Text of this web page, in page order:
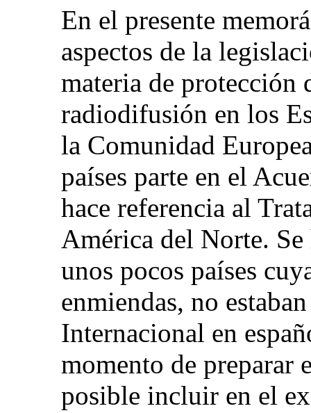
En el presente
aspectos de la
materia de protección
radiodifusión en los
la Comunidad
países parte en el
hace referencia al
América del Norte.
unos pocos países
enmiendas, no
Internacional en
momento de preparar
posible incluir en el